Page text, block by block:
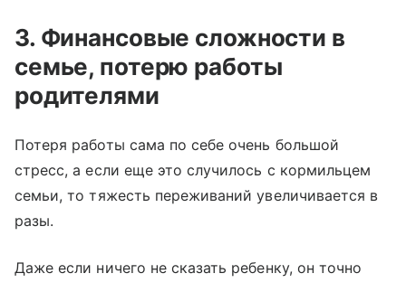
3. Финансовые сложности в
семье, потерю работы
родителями
Потеря работы сама по себе очень большой
стресс, а если еще это случилось с кормильцем
семьи, то тяжесть переживаний увеличивается в
разы.
Даже если ничего не сказать ребенку, он точно